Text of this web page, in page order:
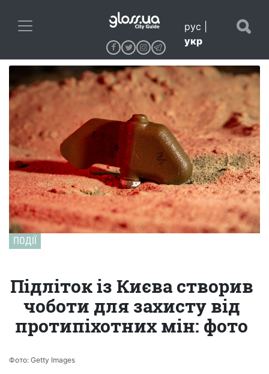
рус
укр
ПОДІЇ
Підліток із Києва створив
чоботи для захисту від
протипіхотних мін: фото
Фото: Getty Images